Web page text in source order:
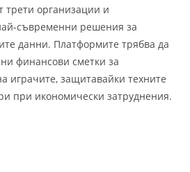
трети организации и
съвременни решения за
данни. Платформите трябва да
финансови сметки за
играчите, защитавайки техните
при икономически затруднения.